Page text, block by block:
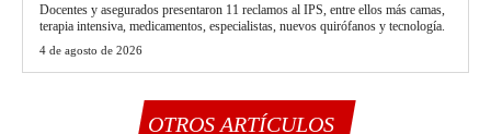
Docentes y asegurados presentaron 11 reclamos al IPS, entre ellos más camas,
terapia intensiva, medicamentos, especialistas, nuevos quirófanos y tecnología.
4 de agosto de 2026
OTROS ARTÍCULOS